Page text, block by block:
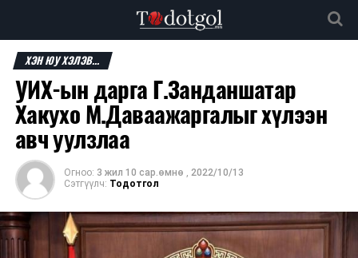
ХЭН ЮУ ХЭЛЭВ...
УИХ-ын дарга Г.Занданшатар
Хакухо М.Даваажаргалыг хүлээн
авч уулзлаа
Огноо: 3 жил 10 сар.өмнө , 2022/10/13
Сэтгүүлч: Тодотгол